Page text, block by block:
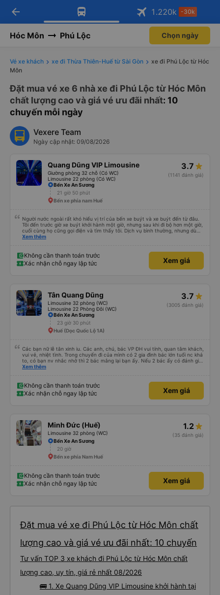
Tải app Vexere ngay!
Nhận ưu đãi thành viên độc
Mở app
Tải app Vexere
-30k/ghế khi đặt vé máy bay qua
Mở app
arrow_back 1.220k -30k
Hóc Môn Phú Lộc Chọn ngày
Vé xe khách xe đi Thừa Thiên-Huế từ Sài Gòn
xe đi Phú Lộc từ Hóc
Môn
Đặt mua vé xe 6 nhà xe đi Phú Lộc từ Hóc Môn
chất lượng cao và giá vé ưu đãi nhất: 10
chuyến mỗi ngày
Vexere Team
Ngày cập nhật: 09/08/2026
Quang Dũng VIP Limousine
Giường phòng 32 chỗ (Có WC)
Limousine 22 phòng (Có WC)
3.7
(1141 đánh giá)
Bến Xe An Sương
21 giờ 50 phút
Bến xe phía nam Huế
Người nước ngoài rất khó hiểu vị trí của bến xe buýt và xe buýt đến từ đâu.
Tôi đến trước giờ xe buýt khởi hành một giờ, nhưng sau khi đi bộ hơn một giờ,
cuối cùng họ cũng gọi điện và tìm thấy tôi. Dịch vụ bình thường, nhưng dù
sao thì tôi ngủ ngon hơn ở khách sạn vì tôi rất thoải mái. Sẽ tuyệt hơn nếu
Xem thêm
Không cần thanh toán trước
Xác nhận chỗ ngay lập tức
Xem giá
Tân Quang Dũng
Limousine 32 phòng (WC)
Limousine 22 Phòng Đôi (WC)
3.7
(3005 đánh giá)
Bến Xe An Sương
23 giờ 30 phút
Huế (Dọc Quốc Lộ 1A)
Các bạn nữ lễ tân xinh iu. Các anh, chú, bác VP ĐH vui tính, quan tâm khách,
vui vẻ, nhiệt tình. Trong chuyến đi của mình có 2 gia đình bác lớn tuổi nc khá
to, có bạn nv nhắc nhở thì 2 bác mắng lại bạn ấy. Nếu 2 bác ấy có đánh giá
xấu thì mình ngược lại nha. Bạn ấy nhắc nhở rất đúng. 2 bác nói rất to. To
bạn ấy nha. Nếu bạn ấy bị trừ thì bảo bạn ấy liên hệ sđt của mình, mình hỗ
trợ ạ. Số mình đuôi 666, chuyến ĐH-NT ngày 16/1. À các bạn nữ lễ tân xinh
iu còn đổi cho mình phòng đơn sang đôi xong còn note là (một mình) yêu
Xem thêm
Không cần thanh toán trước
Xác nhận chỗ ngay lập tức
Xem giá
Minh Đức (Huế)
Limousine 32 phòng (WC)
1.2
(35 đánh giá)
Bến Xe An Sương
20 giờ
Bến xe phía Nam Huế
Không cần thanh toán trước
Xác nhận chỗ ngay lập tức
Xem giá
Đặt mua vé xe đi Phú Lộc từ Hóc Môn chất
lượng cao và giá vé ưu đãi nhất: 10 chuyến
Tư vấn TOP 3 xe khách đi Phú Lộc từ Hóc Môn chất
lượng cao, uy tín, giá rẻ nhất 08/2026
🚌 1. Xe Quang Dũng VIP Limousine khởi hành tại